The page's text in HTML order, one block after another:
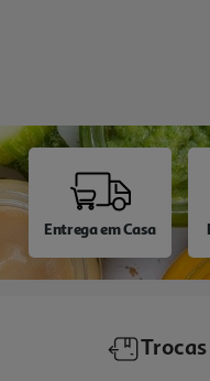
Entrega em Casa